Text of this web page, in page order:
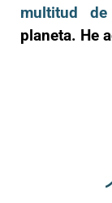
multitud
planeta. He